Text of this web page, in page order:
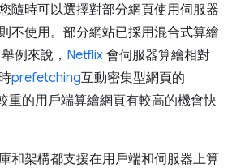
隨時可以選擇對部分網頁使用伺服器
不使用。部分網站已採用混合式算繪
例來說， Netflix 會伺服器算繪相對
prefetching互動密集型網頁的
重的用戶端算繪網頁有較高的機會快
和架構都支援在用戶端和伺服器上算